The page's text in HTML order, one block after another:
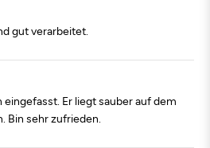
gut verarbeitet.
Er liegt sauber auf dem
Bin sehr zufrieden.